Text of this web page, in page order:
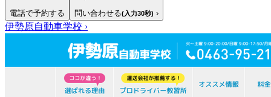
電話で予約する 問い合わせる(入力30秒) ›
伊勢原自動車学校 ›